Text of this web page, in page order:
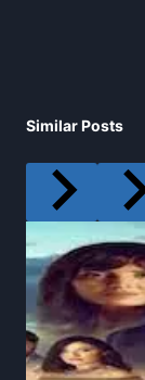
Similar Posts